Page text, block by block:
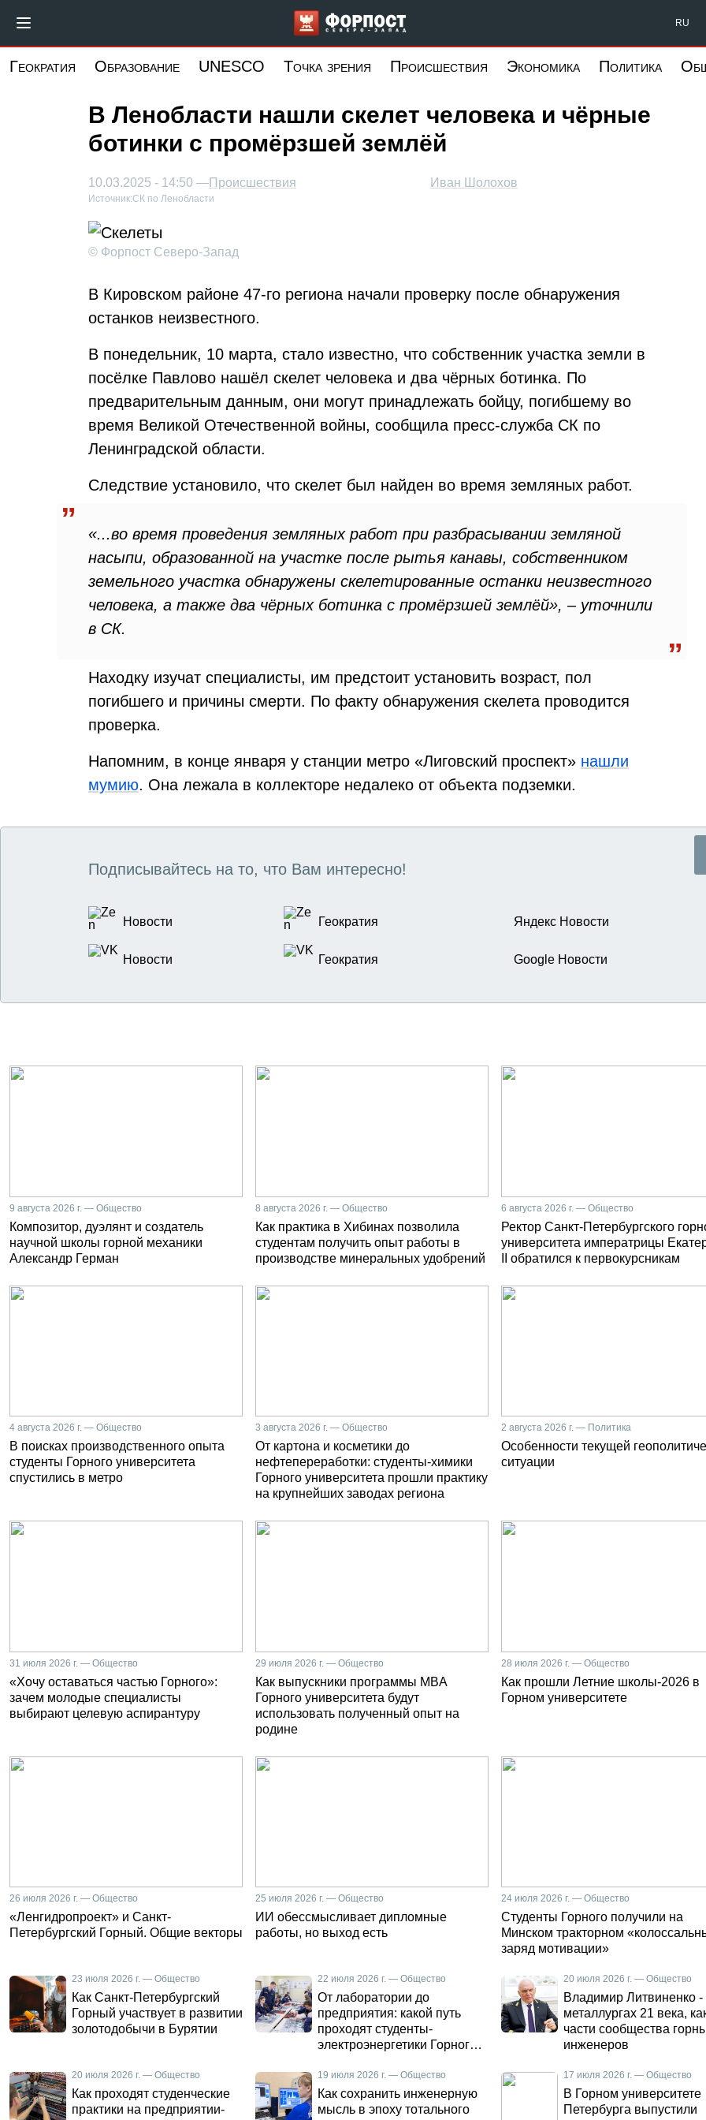
основному
Форпост Северо-Запад RU
Геократия Образование UNESCO Точка зрения Происшествия Экономика Политика
В Ленобласти нашли скелет человека и чёрные
ботинки с промёрзшей землёй
Иван Шолохов
10.03.2025 - 14:50 —Происшествия
Источник:СК по Ленобласти
© Форпост Северо-Запад
В Кировском районе 47-го региона начали проверку после обнаружения
останков неизвестного.
В понедельник, 10 марта, стало известно, что собственник участка земли в
посёлке Павлово нашёл скелет человека и два чёрных ботинка. По
предварительным данным, они могут принадлежать бойцу, погибшему во
время Великой Отечественной войны, сообщила пресс-служба СК по
Ленинградской области.
Следствие установило, что скелет был найден во время земляных работ.
«...во время проведения земляных работ при разбрасывании земляной
насыпи, образованной на участке после рытья канавы, собственником
земельного участка обнаружены скелетированные останки неизвестного
человека, а также два чёрных ботинка с промёрзшей землёй», – уточнили
в СК.
Находку изучат специалисты, им предстоит установить возраст, пол
погибшего и причины смерти. По факту обнаружения скелета проводится
проверка.
Напомним, в конце января у станции метро «Лиговский проспект» нашли
мумию. Она лежала в коллекторе недалеко от объекта подземки.
Подписывайтесь на то, что Вам интересно!
Новости Геократия Яндекс Новости
Новости Геократия Google Новости
9 августа 2026 г. — Общество
Композитор, дуэлянт и создатель
научной школы горной механики
Александр Герман
8 августа 2026 г. — Общество
Как практика в Хибинах позволила
студентам получить опыт работы в
производстве минеральных удобрений
6 августа 2026 г. — Общество
Ректор Санкт-Петербургского
университета императрицы
II обратился к первокурсникам
4 августа 2026 г. — Общество
В поисках производственного опыта
студенты Горного университета
спустились в метро
3 августа 2026 г. — Общество
От картона и косметики до
нефтепереработки: студенты-химики
Горного университета прошли практику
на крупнейших заводах региона
2 августа 2026 г. — Политика
Особенности текущей
ситуации
31 июля 2026 г. — Общество
«Хочу оставаться частью Горного»:
зачем молодые специалисты
выбирают целевую аспирантуру
29 июля 2026 г. — Общество
Как выпускники программы MBA
Горного университета будут
использовать полученный опыт на
родине
28 июля 2026 г. — Общество
Как прошли Летние школы-2026 в
Горном университете
26 июля 2026 г. — Общество
«Ленгидропроект» и Санкт-
Петербургский Горный. Общие векторы
25 июля 2026 г. — Общество
ИИ обессмысливает дипломные
работы, но выход есть
24 июля 2026 г. — Общество
Студенты Горного получили на
Минском тракторном
заряд мотивации»
23 июля 2026 г. — Общество
Как Санкт-Петербургский
Горный участвует в развитии
золотодобычи в Бурятии
22 июля 2026 г. — Общество
От лаборатории до
предприятия: какой путь
проходят студенты-
электроэнергетики Горного
20 июля 2026 г. — Общество
Владимир Литвиненко -
металлургах 21 века,
части сообщества
инженеров
20 июля 2026 г. — Общество
Как проходят студенческие
практики на предприятии-
19 июля 2026 г. — Общество
Как сохранить инженерную
мысль в эпоху тотального
17 июля 2026 г. — Общество
В Горном университете
Петербурга выпустили